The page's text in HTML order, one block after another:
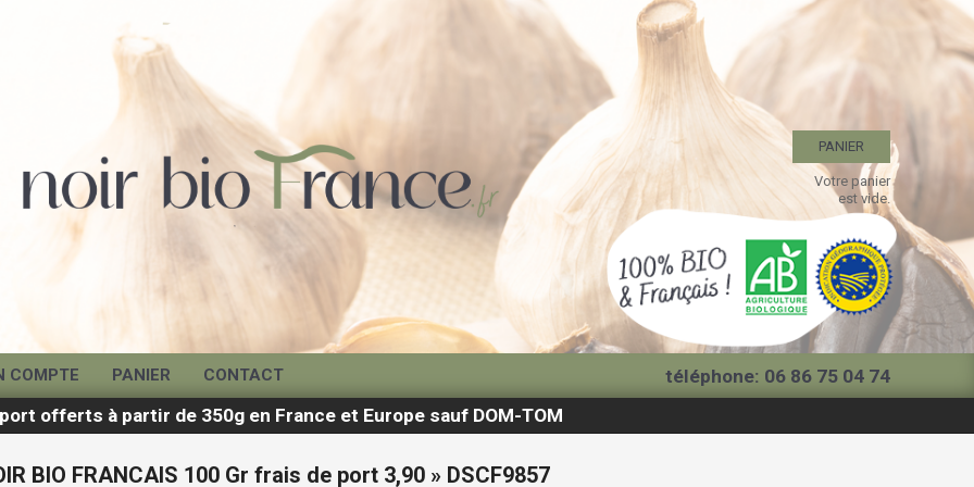
PANIER
Votre panier
est vide.
COMPTE PANIER CONTACT
téléphone: 06 86 75 04 74
offerts à partir de 350g en France et Europe sauf DOM-TOM
BIO FRANCAIS 100 Gr frais de port 3,90 » DSCF9857